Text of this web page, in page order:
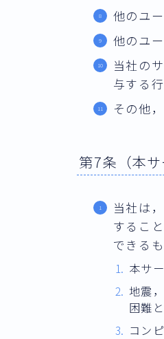
他のユ
他のユ
当社の
与する
その他
第7条（本サ
当社は
するこ
できる
本サ
地震
困難
コン